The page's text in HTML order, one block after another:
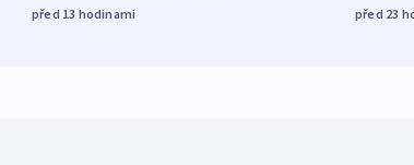
před 13 hodinami před 23